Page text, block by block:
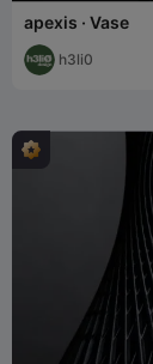
apexis · Vase
h3li0